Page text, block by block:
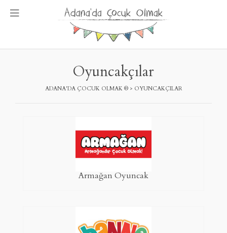
Oyuncakçılar
ADANA'DA ÇOCUK OLMAK ®> OYUNCAKÇILAR
Armağan Oyuncak